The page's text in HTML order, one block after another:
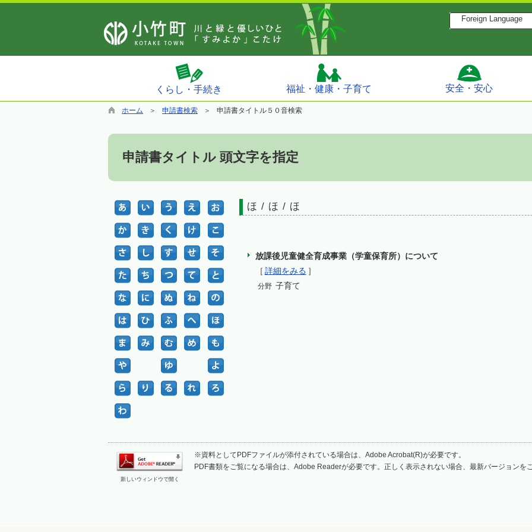
Foreign Language
くらし・手続き 福祉・健康・子育て 安全・安心
ホーム 申請書検索 申請書タイトル５０音検索
申請書タイトル 頭文字を指定
ほ / ほ / ほ
放課後児童健全育成事業（学童保育所）について
［ 詳細をみる ］
分野 子育て
新しいウィンドウで開く
※資料としてPDFファイルが添付されている場合は、Adobe Acrobat(R)が必要です。
PDF書類をご覧になる場合は、Adobe Readerが必要です。正しく表示されない場合、最新バージョンを